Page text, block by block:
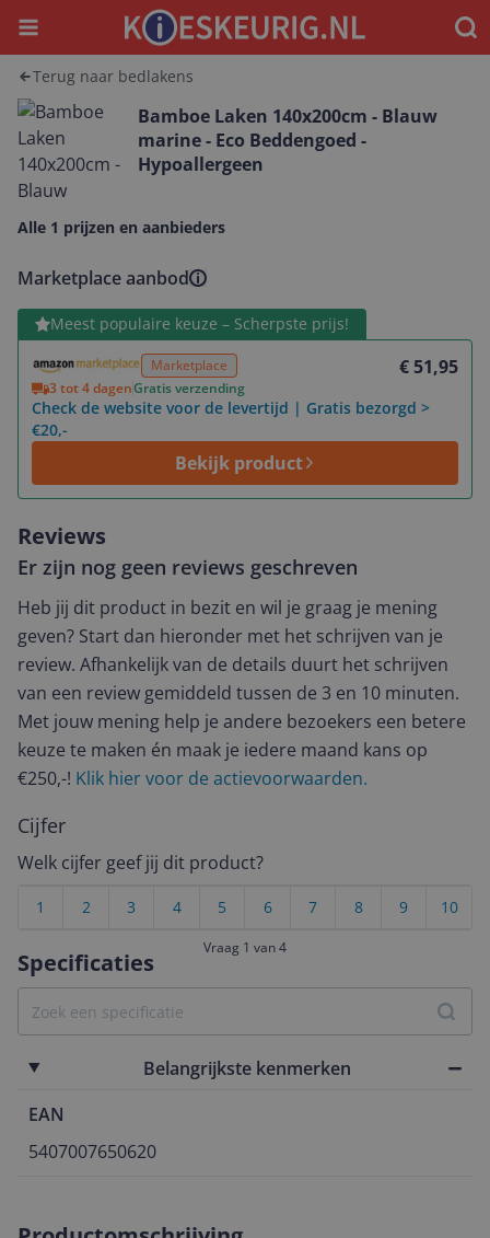
Menu
Terug naar bedlakens
Bamboe Laken 140x200cm - Blauw
marine - Eco Beddengoed -
Hypoallergeen
Alle 1 prijzen en aanbieders
Marketplace aanbod
Meest populaire keuze – Scherpste prijs!
Marketplace € 51,95
3 tot 4 dagenGratis verzending
Check de website voor de levertijd | Gratis bezorgd >
€20,-
Bekijk product
Bekijk product
Specificaties
Belangrijkste kenmerken
EAN
5407007650620
Reviews
Er zijn nog geen reviews geschreven
Heb jij dit product in bezit en wil je graag je mening
geven? Start dan hieronder met het schrijven van je
review. Afhankelijk van de details duurt het schrijven
van een review gemiddeld tussen de 3 en 10 minuten.
Met jouw mening help je andere bezoekers een betere
keuze te maken én maak je iedere maand kans op
€250,-! Klik hier voor de actievoorwaarden.
Cijfer
Welk cijfer geef jij dit product?
10
9
8
7
6
5
4
3
2
1
Vraag 1 van 4